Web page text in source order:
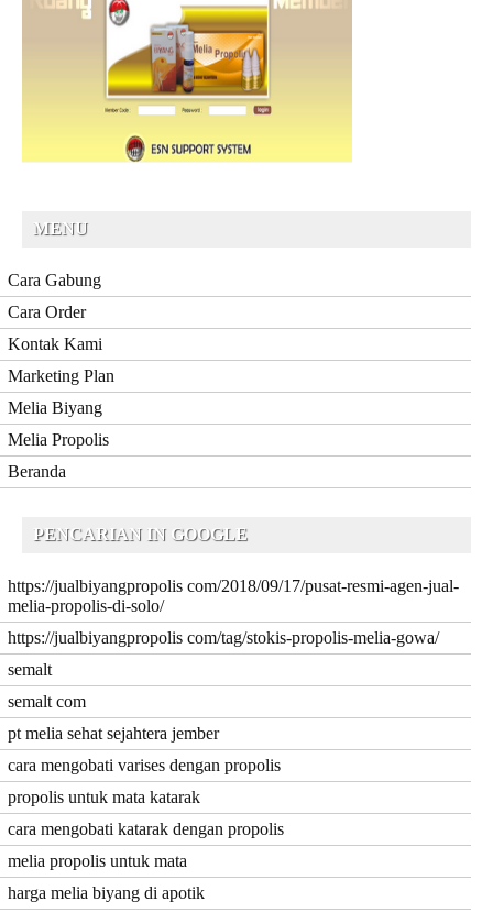
MENU
Cara Gabung
Cara Order
Kontak Kami
Marketing Plan
Melia Biyang
Melia Propolis
Beranda
PENCARIAN IN GOOGLE
https://jualbiyangpropolis com/2018/09/17/pusat-resmi-agen-jual-
melia-propolis-di-solo/
https://jualbiyangpropolis com/tag/stokis-propolis-melia-gowa/
semalt
semalt com
pt melia sehat sejahtera jember
cara mengobati varises dengan propolis
propolis untuk mata katarak
cara mengobati katarak dengan propolis
melia propolis untuk mata
harga melia biyang di apotik